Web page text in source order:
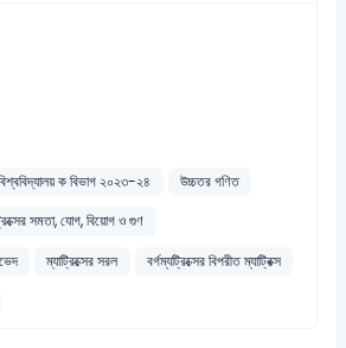
ক বিভাগ ২০২৩-২৪
উচ্চতর গণিত
সমতা, যোগ, বিয়োগ ও গুণ
ম্যাট্রিক্সের সরল
বর্গম্যট্রিক্সের বিপরীত ম্যাট্রিক্স